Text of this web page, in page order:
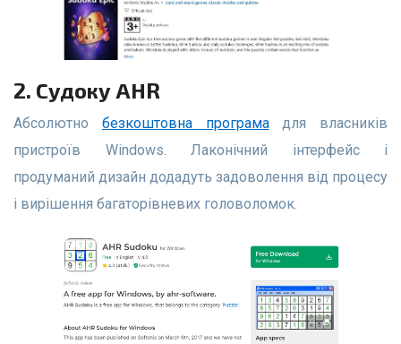
2. Судоку AHR
Абсолютно безкоштовна програмадля власників
пристроїв Windows. Лаконічний інтерфейс і
продуманий дизайн додадуть задоволення від процесу
і вирішення багаторівневих головоломок.